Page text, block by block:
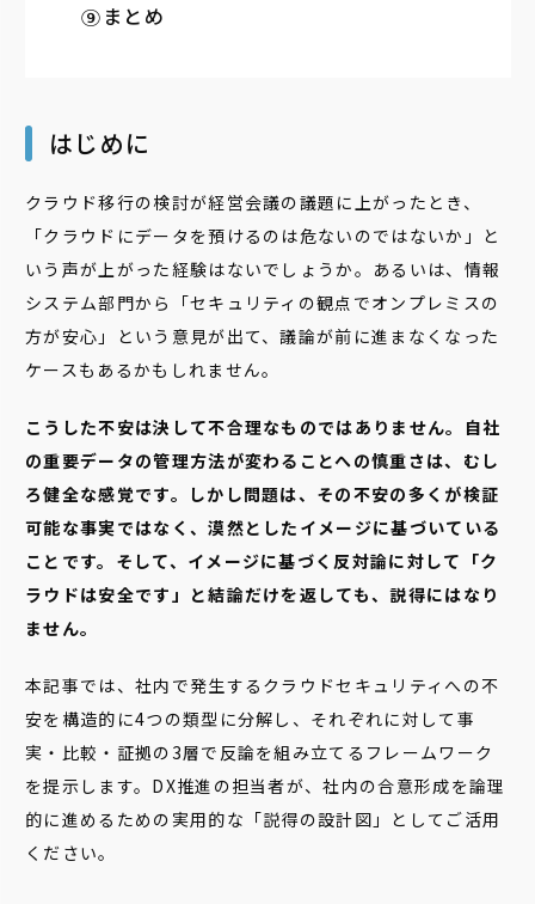
まとめ
はじめに
クラウド移行の検討が経営会議の議題に上がったとき、
「クラウドにデータを預けるのは危ないのではないか」と
いう声が上がった経験はないでしょうか。あるいは、情報
システム部門から「セキュリティの観点でオンプレミスの
方が安心」という意見が出て、議論が前に進まなくなった
ケースもあるかもしれません。
こうした不安は決して不合理なものではありません。自社
の重要データの管理方法が変わることへの慎重さは、むし
ろ健全な感覚です。しかし問題は、その不安の多くが検証
可能な事実ではなく、漠然としたイメージに基づいている
ことです。そして、イメージに基づく反対論に対して「ク
ラウドは安全です」と結論だけを返しても、説得にはなり
ません。
本記事では、社内で発生するクラウドセキュリティへの不
安を構造的に4つの類型に分解し、それぞれに対して事
実・比較・証拠の3層で反論を組み立てるフレームワーク
を提示します。DX推進の担当者が、社内の合意形成を論理
的に進めるための実用的な「説得の設計図」としてご活用
ください。